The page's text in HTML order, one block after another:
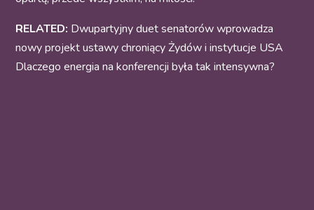
RELATED: Dwupartyjny duet senatorów wprowadza
nowy projekt ustawy chroniący Żydów i instytucje USA
Dlaczego energia na konferencji była tak intensywna?